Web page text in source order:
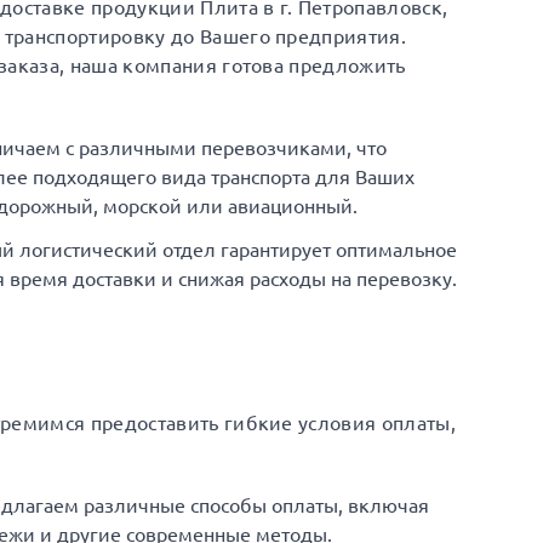
продукции Плита в г. Петропавловск,
до Вашего предприятия.
наша компания готова предложить
с различными перевозчиками, что
подходящего вида транспорта для Ваших
морской или авиационный.
отдел гарантирует оптимальное
доставки и снижая расходы на перевозку.
предоставить гибкие условия оплаты,
различные способы оплаты, включая
и другие современные методы.